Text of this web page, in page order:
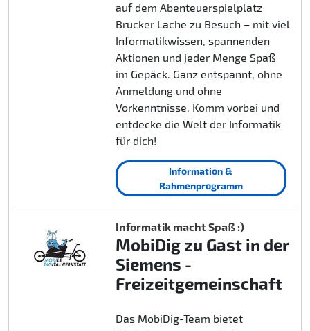
auf dem Abenteuerspielplatz
Brucker Lache zu Besuch – mit viel
Informatikwissen, spannenden
Aktionen und jeder Menge Spaß
im Gepäck. Ganz entspannt, ohne
Anmeldung und ohne
Vorkenntnisse. Komm vorbei und
entdecke die Welt der Informatik
für dich!
Information &
Rahmenprogramm
Informatik macht Spaß :)
MobiDig zu Gast in der
Siemens -
Freizeitgemeinschaft
Das MobiDig-Team bietet